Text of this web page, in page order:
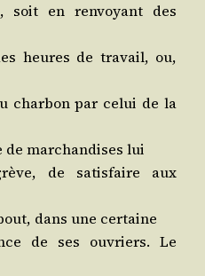
soit en ren­voyant des
heures de tra­vail, ou,
char­bon par celui de la
de mar­chan­dises lui
de satis­faire aux
dans une certaine
de ses ouvriers. Le